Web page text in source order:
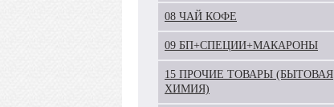
08 ЧАЙ КОФЕ
09 БП+СПЕЦИИ+МАКАРОНЫ
15 ПРОЧИЕ ТОВАРЫ (БЫТОВАЯ
ХИМИЯ)